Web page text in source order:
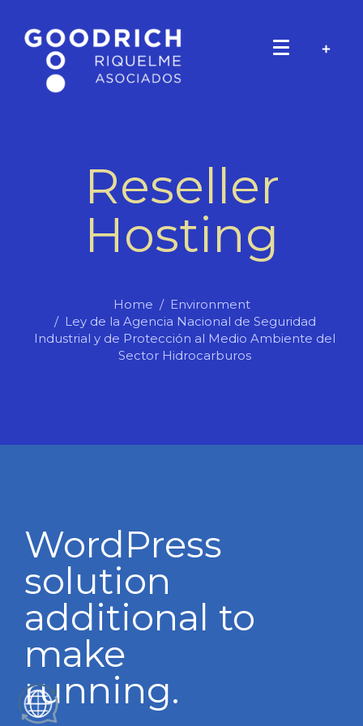
Reseller
Hosting
Home
Environment
Ley de la Agencia Nacional de Seguridad
Industrial y de Protección al Medio Ambiente del
Sector Hidrocarburos
WordPress
solution
additional to
make
running.
ES